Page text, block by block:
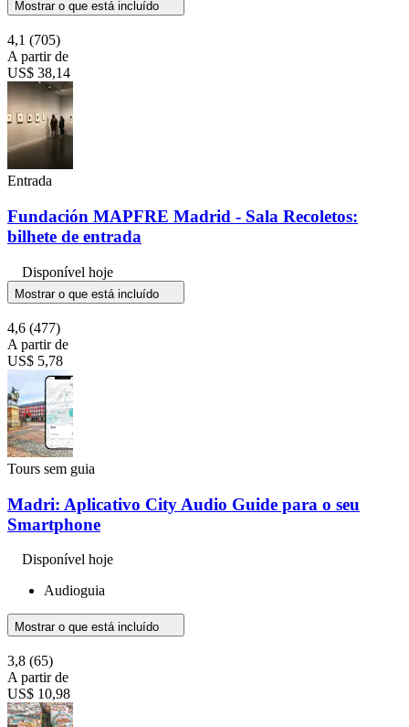
Mostrar o que está incluído
4,1 (705)
A partir de
US$ 38,14
Entrada
Fundación MAPFRE Madrid - Sala Recoletos:
bilhete de entrada
Disponível hoje
Mostrar o que está incluído
4,6 (477)
A partir de
US$ 5,78
Tours sem guia
Madri: Aplicativo City Audio Guide para o seu
Smartphone
Disponível hoje
Audioguia
Mostrar o que está incluído
3,8 (65)
A partir de
US$ 10,98